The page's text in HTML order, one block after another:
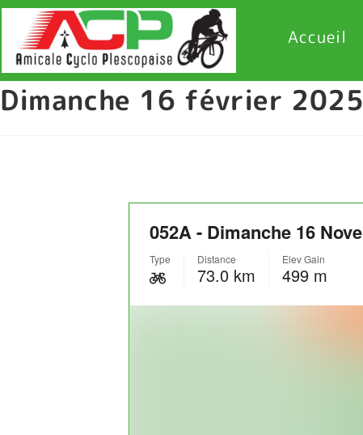
Accueil
Dimanche 16 février 2025